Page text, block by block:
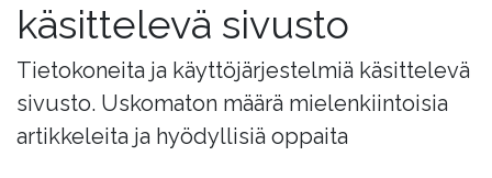
käsittelevä sivusto
Tietokoneita ja käyttöjärjestelmiä käsittelevä
sivusto. Uskomaton määrä mielenkiintoisia
artikkeleita ja hyödyllisiä oppaita